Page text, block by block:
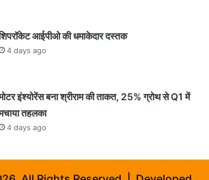
आईपीओ की धमाकेदार दस्तक
4 days ago
इंश्योरेंस बना श्रीराम की ताकत, 25% ग्रोथ से Q1 में
तहलका
4 days ago